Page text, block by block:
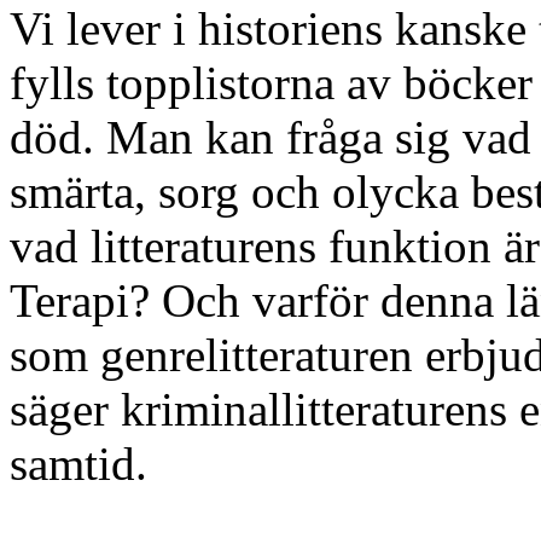
Vi lever i historiens
fylls topplistorna av
död. Man kan fråga sig
smärta, sorg och olycka
vad litteraturens funktion
Terapi? Och varför denna
som genrelitteraturen
säger kriminallitteraturens
samtid.